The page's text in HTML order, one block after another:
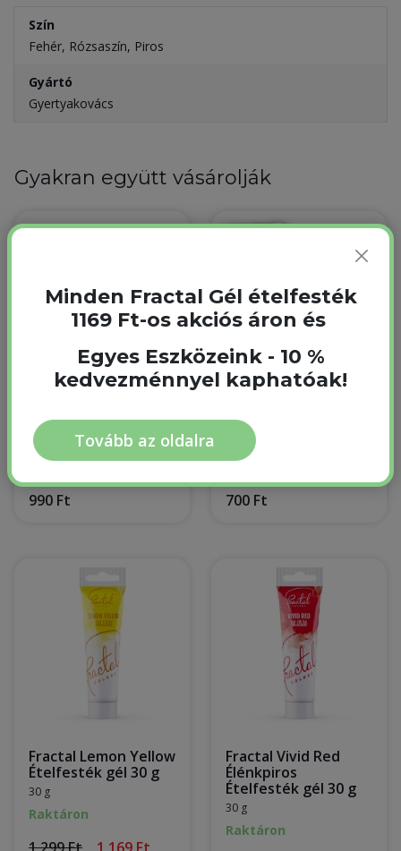
Szín
Fehér, Rózsaszín, Piros
Gyártó
Gyertyakovács
Gyakran együtt vásárolják
szórócukor 100 g
100 g
Raktáron
990 Ft
csomag
1 csomag
Raktáron
700 Ft
Fractal Lemon Yellow
Ételfesték gél 30 g
30 g
Raktáron
Fractal Vivid Red
Élénkpiros
Ételfesték gél 30 g
30 g
Raktáron
Minden Fractal Gél ételfesték
1169 Ft-os akciós áron és
Egyes Eszközeink - 10 %
kedvezménnyel kaphatóak!
Tovább az oldalra